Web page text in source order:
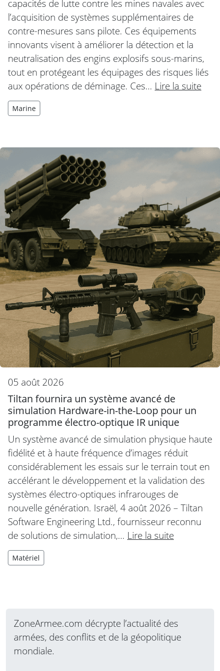
capacités de lutte contre les mines navales avec
l’acquisition de systèmes supplémentaires de
contre-mesures sans pilote. Ces équipements
innovants visent à améliorer la détection et la
neutralisation des engins explosifs sous-marins,
tout en protégeant les équipages des risques liés
aux opérations de déminage. Ces… Lire la suite
Marine
05 août 2026
Tiltan fournira un système avancé de
simulation Hardware-in-the-Loop pour un
programme électro-optique IR unique
Un système avancé de simulation physique haute
fidélité et à haute fréquence d’images réduit
considérablement les essais sur le terrain tout en
accélérant le développement et la validation des
systèmes électro-optiques infrarouges de
nouvelle génération. Israël, 4 août 2026 – Tiltan
Software Engineering Ltd., fournisseur reconnu
de solutions de simulation,… Lire la suite
Matériel
ZoneArmee.com décrypte l’actualité des
armées, des conflits et de la géopolitique
mondiale.